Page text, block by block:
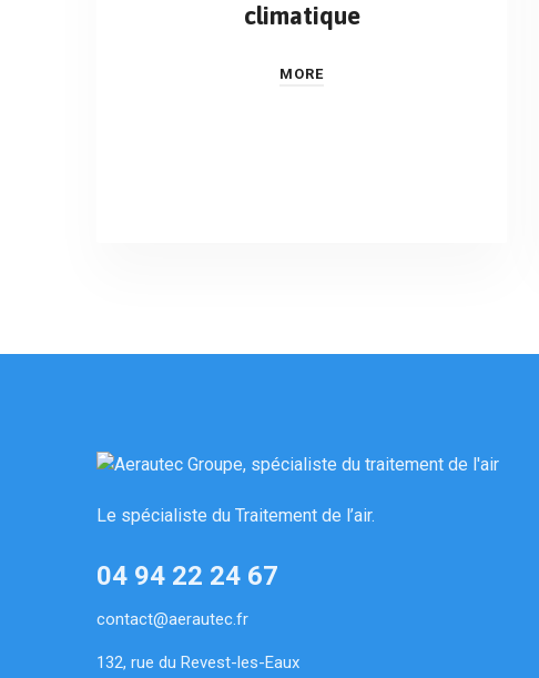
climatique
MORE
Le spécialiste du Traitement de l’air.
04 94 22 24 67
contact@aerautec.fr
132, rue du Revest-les-Eaux